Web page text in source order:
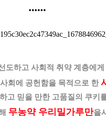
......
도하고 사회적 취약 계층에
회에 공헌함을 목적으로 한
고 믿을 만한 고품질의 쿠키
무농약 우리밀가루만을